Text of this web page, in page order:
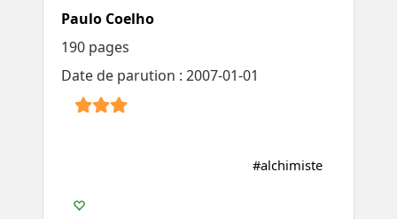
Paulo Coelho
190 pages
Date de parution : 2007-01-01
#alchimiste